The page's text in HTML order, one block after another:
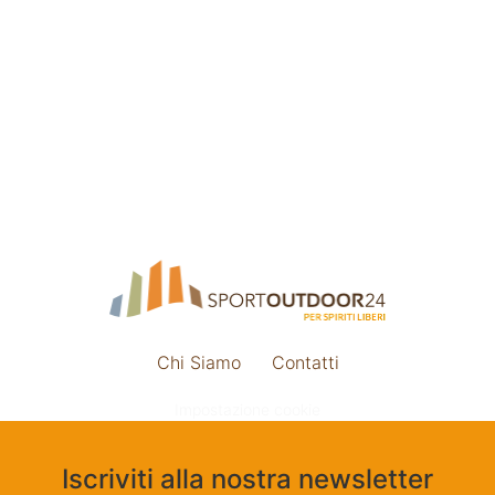
Chi Siamo Contatti
Iscriviti alla nostra newsletter